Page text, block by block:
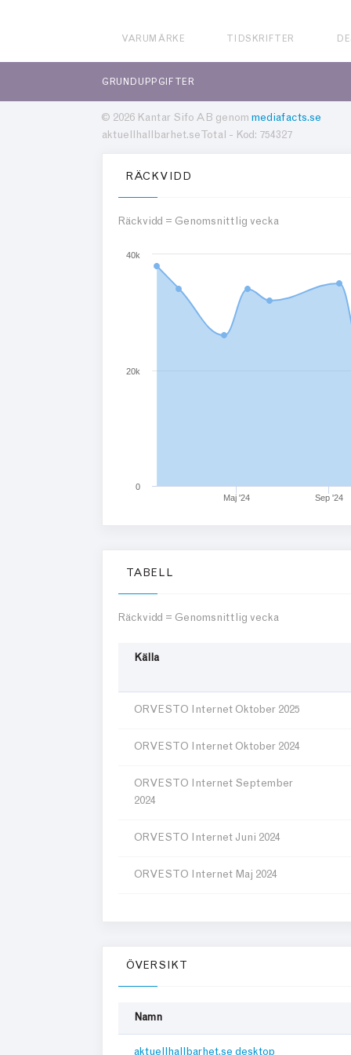
VARUMÄRKE TIDSKRIFTER
GRUNDUPPGIFTER
© 2026 Kantar Sifo AB genom mediafacts.se
aktuellhallbarhet.se Total - Kod: 754327
RÄCKVIDD
Räckvidd = Genomsnittlig vecka
Maj '24 Sep '24
0
20k
40k
TABELL
Räckvidd = Genomsnittlig vecka
Källa
ORVESTO Internet Oktober 2025
ORVESTO Internet Oktober 2024
ORVESTO Internet September
2024
ORVESTO Internet Juni 2024
ORVESTO Internet Maj 2024
ORVESTO Internet Januari 2024
ÖVERSIKT
Namn
aktuellhallbarhet.se desktop